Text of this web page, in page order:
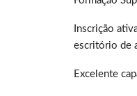
Inscrição
escritório de
Excelente